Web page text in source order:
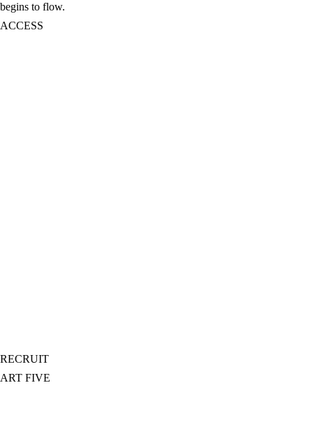
begins to flow.
ACCESS
RECRUIT
ART FIVE